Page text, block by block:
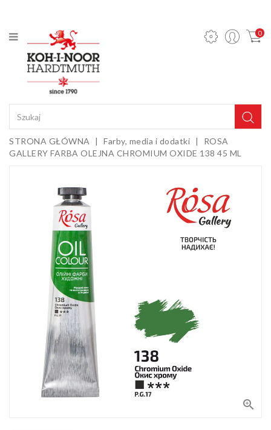
Ołówki
mechaniczne
i wkłady
Ołówki
grafitowe
Kredki
Pastele,
temperówki
dodatki
Sztalugi i
podobrazia
papiery
Kolorowanki
Poradniki
do nauki
rysunku
Pędzle
Zestawy
0
STRONA GŁÓWNA Farby, media i dodatki
ROSA
GALLERY FARBA OLEJNA CHROMIUM OXIDE 138 45 ML
